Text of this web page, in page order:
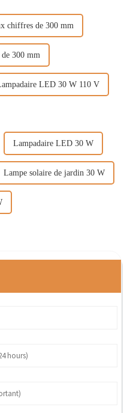
chiffres de 300 mm
300 mm
LED 30 W 110 V
Lampadaire LED 30 W
Lampe solaire de jardin 30 W